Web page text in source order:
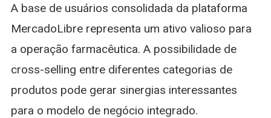
A base de usuários consolidada da plataforma
MercadoLibre representa um ativo valioso para
a operação farmacêutica. A possibilidade de
cross-selling entre diferentes categorias de
produtos pode gerar sinergias interessantes
para o modelo de negócio integrado.